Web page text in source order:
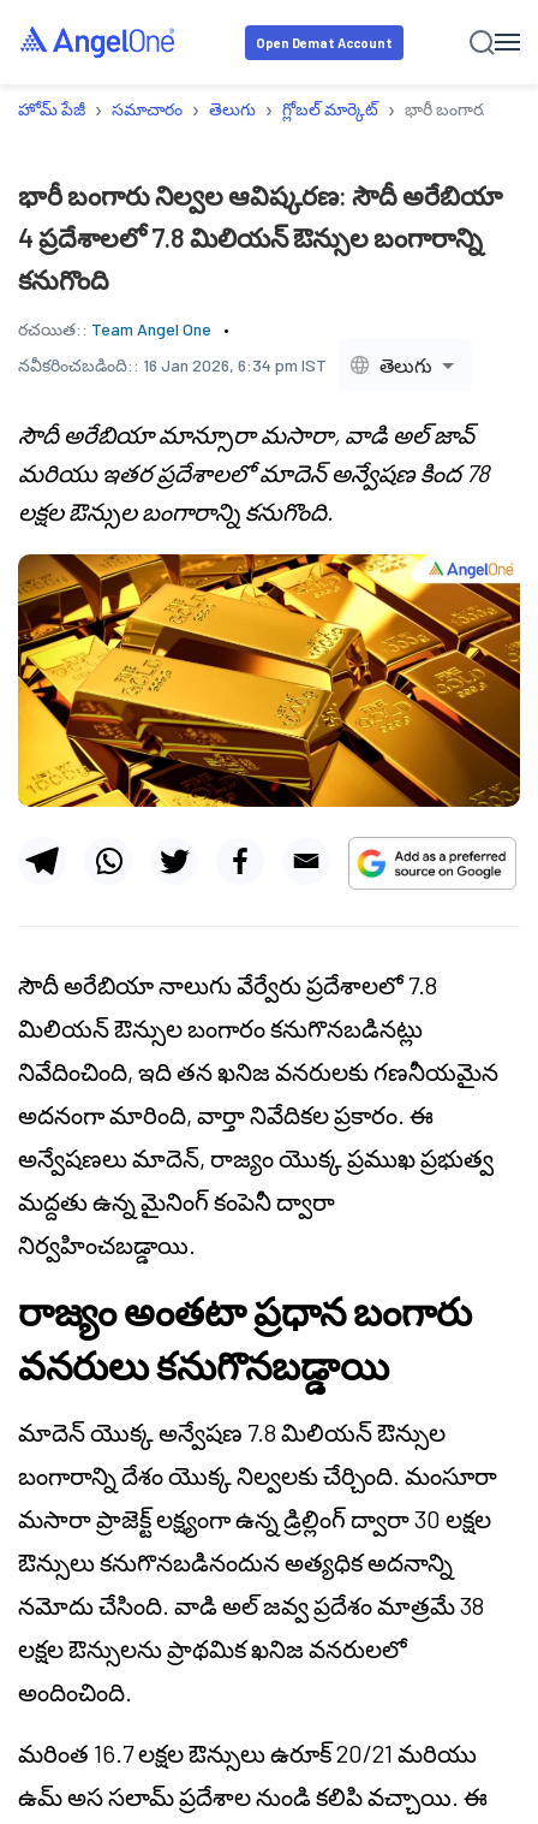
Open Demat Account
హోమ్ పేజీ › సమాచారం › తెలుగు › గ్లోబల్ మార్కెట్ › భారీ బంగారు
భారీ బంగారు నిల్వల ఆవిష్కరణ: సౌదీ అరేబియా
4 ప్రదేశాలలో 7.8 మిలియన్ ఔన్సుల బంగారాన్ని
కనుగొంది
రచయిత:: Team Angel One
నవీకరించబడింది:: 16 Jan 2026, 6:34 pm IST తెలుగు
సౌదీ అరేబియా మాన్సూరా మసారా, వాడి అల్ జావ్
మరియు ఇతర ప్రదేశాలలో మాదెన్ అన్వేషణ కింద 78
లక్షల ఔన్సుల బంగారాన్ని కనుగొంది.
సౌదీ అరేబియా నాలుగు వేర్వేరు ప్రదేశాలలో 7.8
మిలియన్ ఔన్సుల బంగారం కనుగొనబడినట్లు
నివేదించింది, ఇది తన ఖనిజ వనరులకు గణనీయమైన
అదనంగా మారింది, వార్తా నివేదికల ప్రకారం. ఈ
అన్వేషణలు మాదెన్, రాజ్యం యొక్క ప్రముఖ ప్రభుత్వ
మద్దతు ఉన్న మైనింగ్ కంపెనీ ద్వారా
నిర్వహించబడ్డాయి.
రాజ్యం అంతటా ప్రధాన బంగారు
వనరులు కనుగొనబడ్డాయి
మాదెన్ యొక్క అన్వేషణ 7.8 మిలియన్ ఔన్సుల
బంగారాన్ని దేశం యొక్క నిల్వలకు చేర్చింది. మంసూరా
మసారా ప్రాజెక్ట్ లక్ష్యంగా ఉన్న డ్రిల్లింగ్ ద్వారా 30 లక్షల
ఔన్సులు కనుగొనబడినందున అత్యధిక అదనాన్ని
నమోదు చేసింది. వాడి అల్ జవ్వ ప్రదేశం మాత్రమే 38
లక్షల ఔన్సులను ప్రాథమిక ఖనిజ వనరులలో
అందించింది.
మరింత 16.7 లక్షల ఔన్సులు ఉరూక్ 20/21 మరియు
ఉమ్ అస సలామ్ ప్రదేశాల నుండి కలిపి వచ్చాయి. ఈ